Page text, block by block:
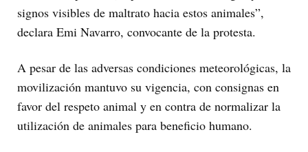
signos visibles de maltrato hacia estos animales”,
declara Emi Navarro, convocante de la protesta.
A pesar de las adversas condiciones meteorológicas, la
movilización mantuvo su vigencia, con consignas en
favor del respeto animal y en contra de normalizar la
utilización de animales para beneficio humano.